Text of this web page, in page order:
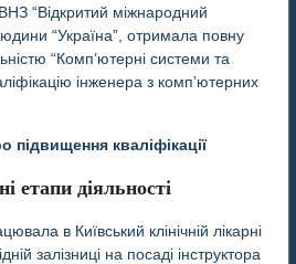
“Відкритий міжнародний
“Україна”, отримала повну
“Комп’ютерні системи та
інженера з комп’ютерних
підвищення кваліфікації
етапи діяльності
в Київський клінічній лікарні
залізниці на посаді інструктора